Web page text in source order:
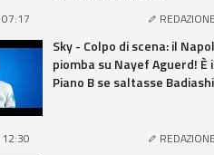
REDAZIONE
Sky - Colpo di scena: il
piomba su Nayef Aguerd! È
Piano B se saltasse
REDAZIONE